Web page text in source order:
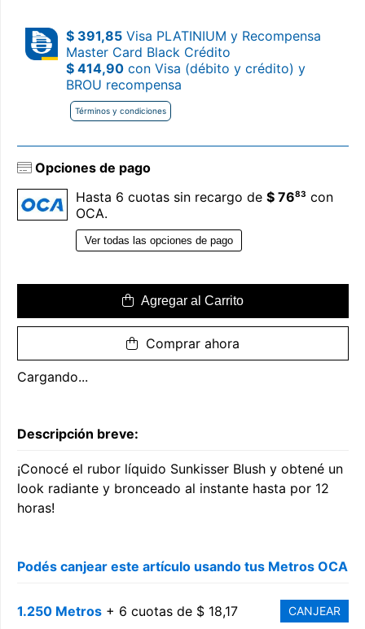
$ 391,85 Visa PLATINIUM y Recompensa
Master Card Black Crédito
$ 414,90 con Visa (débito y crédito) y
BROU recompensa
Términos y condiciones
Opciones de pago
Hasta 6 cuotas sin recargo de $ 7683 con
OCA.
Ver todas las opciones de pago
Agregar al Carrito
Comprar ahora
Cargando...
Descripción breve:
¡Conocé el rubor líquido Sunkisser Blush y obtené un
look radiante y bronceado al instante hasta por 12
horas!
Podés canjear este artículo usando tus Metros OCA
1.250 Metros + 6 cuotas de $ 18,17 CANJEAR